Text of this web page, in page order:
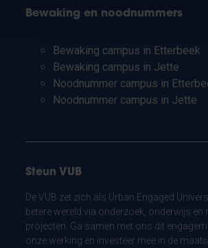
Bewaking en noodnummers
Bewaking campus in Etterbeek
Bewaking campus in Jette
Noodnummer campus in
Noodnummer campus in Jette
Steun VUB
De VUB zet zich als Urban Engaged
betere wereld via onderzoek, onderwijs
projecten. Ga samen met ons dit
onze werking en investeer mee in de